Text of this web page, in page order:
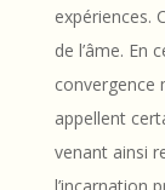
expériences.
de l’âme. En
convergence
appellent
venant ainsi